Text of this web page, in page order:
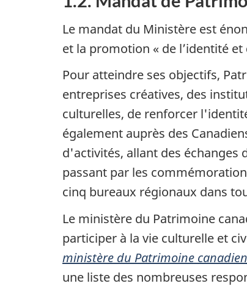
Le mandat du Ministère est
et la promotion « de l’identité
Pour atteindre ses objectifs,
entreprises créatives, des
culturelles, de renforcer
également auprès des
d'activités, allant des échanges
passant par les
cinq bureaux régionaux dans
Le ministère du Patrimoine
participer à la vie culturelle et
ministère du Patrimoine canadien
une liste des nombreuses